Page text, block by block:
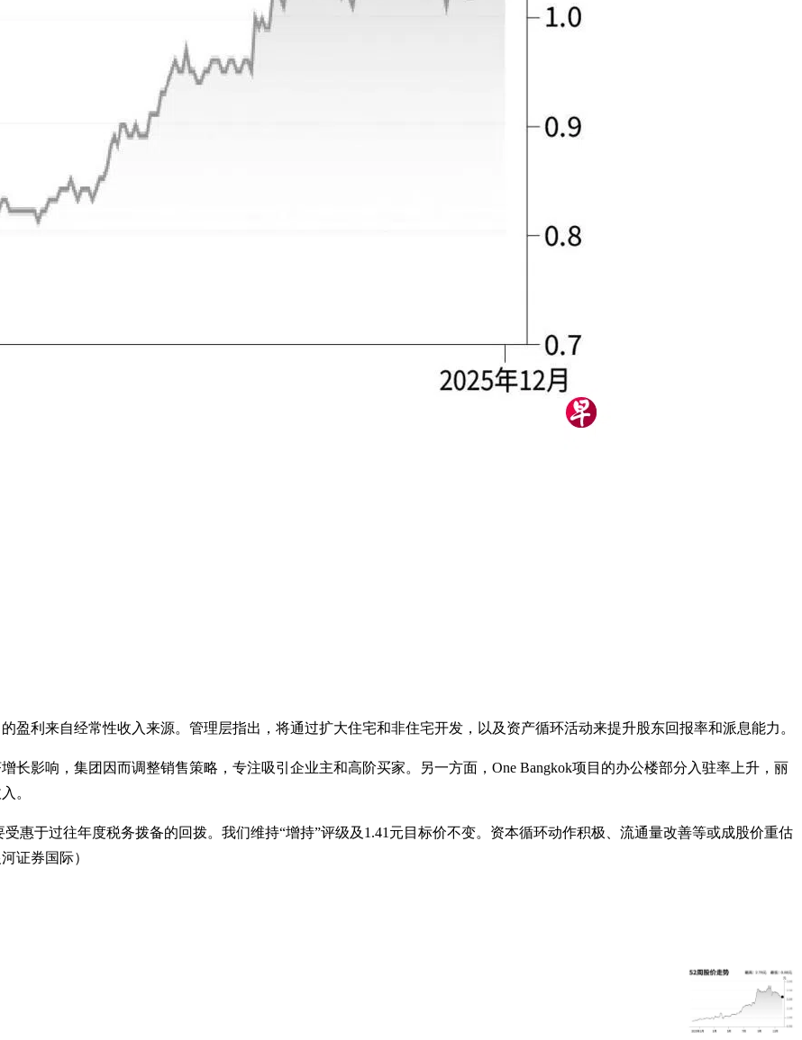
盈利来自经常性收入来源。管理层指出，将通过扩大住宅和非住宅开发，以及资产循环活动来提升股东回报率和派息能力。
长影响，集团因而调整销售策略，专注吸引企业主和高阶买家。另一方面，One Bangkok项目的办公楼部分入驻率上升，丽
。
惠于过往年度税务拨备的回拨。我们维持“增持”评级及1.41元目标价不变。资本循环动作积极、流通量改善等或成股价重估
证券国际）